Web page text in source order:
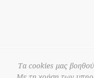
Τα cookies μας